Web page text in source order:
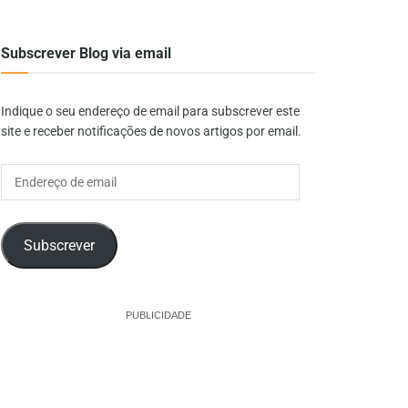
Subscrever Blog via email
Indique o seu endereço de email para subscrever este
site e receber notificações de novos artigos por email.
Subscrever
PUBLICIDADE